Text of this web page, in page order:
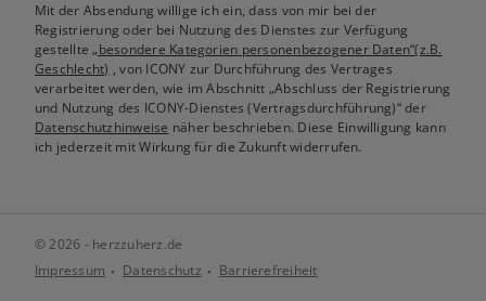
Mit der Absendung willige ich ein, dass von mir bei der
Registrierung oder bei Nutzung des Dienstes zur Verfügung
gestellte„besondere Kategorien personenbezogener Daten“(z.B.
Geschlecht) , von ICONY zur Durchführung des Vertrages
verarbeitet werden, wie im Abschnitt „Abschluss der Registrierung
und Nutzung des ICONY-Dienstes (Vertragsdurchführung)“ der
Datenschutzhinweise näher beschrieben. Diese Einwilligung kann
ich jederzeit mit Wirkung für die Zukunft widerrufen.
© 2026 - herzzuherz.de
Impressum
Datenschutz Barrierefreiheit